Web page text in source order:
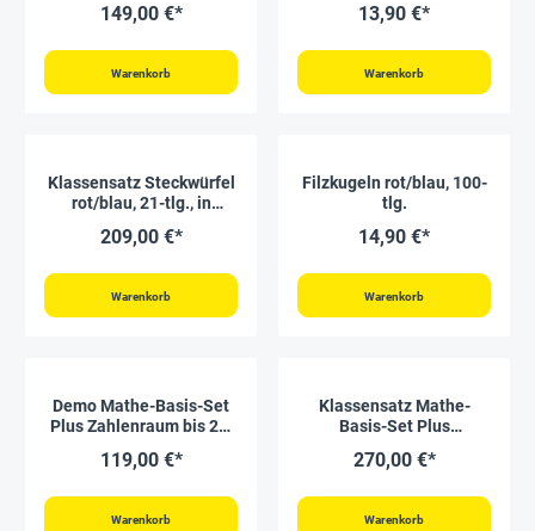
Stapel-Box
149,00 €*
Warenkorb
13,90 €*
Warenkorb
Klassensatz Steckwürfel
rot/blau, 21-tlg., in
209,00 €*
Warenkorb
Filzkugeln rot/blau, 100-
tlg.
14,90 €*
Warenkorb
Demo Mathe-Basis-Set
Plus Zahlenraum bis 20,
rot/blau, in Box
119,00 €*
Warenkorb
Klassensatz Mathe-
Basis-Set Plus
rot/weiß, 20 Stück, in Box
270,00 €*
Warenkorb